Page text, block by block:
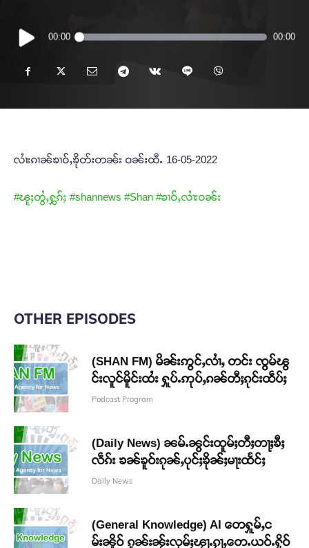
Audio
Player
00:00 00:00
လၢႆးၵၢၼ်ၶၢဝ်ႇၶိုတ်းတၼ်း ဝၼ်းထီႉ 16-05-2022
#ၽူႈတွႆႇႁွၵ်ႈ #shannews #Shan #ၶၢဝ်ႇလၢႆးဝၼ်း
OTHER EPISODES
(SHAN FM) မိၼ်းဢွင်ႇလၢႆႇ တင်း ၸွမ်ၽွ
င်းလူင်မိူင်းထႆး ႁူပ်ႉဢုပ်ႇၵၼ်တီႈၵုင်းထဵပ်ႈ
Podcast Program
(Daily News) ၼမ်ႉၼွင်းထူမ်ႈတီႈတႃႈၶီႈ
လဵၵ်း ၶၼ်ၶူဝ်းၵုၼ်ႇပုင်ႈၶိုၼ်ႈမႃးထႅင်ႈ
Daily News
(General Knowledge) AI တေႁူမ်ႇင
မ်းၼိူဝ် ၵူၼ်းၼႂ်းလုမ်ႈၾႃႉၵႂႃႇတေႉယဝ်ႉႁိုဝ်